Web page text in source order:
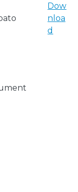
Dow
nloa
d